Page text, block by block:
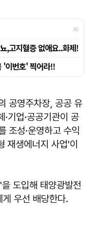
공영주차장, 공공 유
·기업·공공기관이 공
조성·운영하고 수익
재생에너지 사업'이
도입해 태양광발전
우선 배당한다.